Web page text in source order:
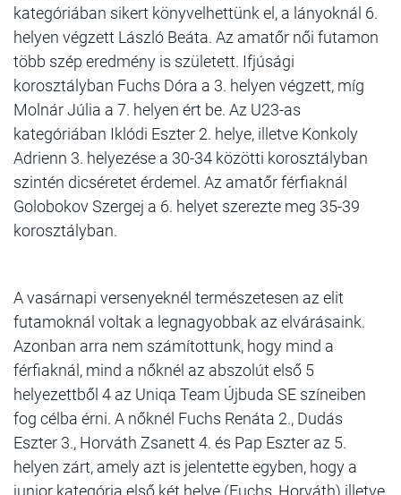
kategóriában sikert könyvelhettünk el, a lányoknál 6.
helyen végzett László Beáta. Az amatőr női futamon
több szép eredmény is született. Ifjúsági
korosztályban Fuchs Dóra a 3. helyen végzett, míg
Molnár Júlia a 7. helyen ért be. Az U23-as
kategóriában Iklódi Eszter 2. helye, illetve Konkoly
Adrienn 3. helyezése a 30-34 közötti korosztályban
szintén dicséretet érdemel. Az amatőr férfiaknál
Golobokov Szergej a 6. helyet szerezte meg 35-39
korosztályban.
A vasárnapi versenyeknél természetesen az elit
futamoknál voltak a legnagyobbak az elvárásaink.
Azonban arra nem számítottunk, hogy mind a
férfiaknál, mind a nőknél az abszolút első 5
helyezettből 4 az Uniqa Team Újbuda SE színeiben
fog célba érni. A nőknél Fuchs Renáta 2., Dudás
Eszter 3., Horváth Zsanett 4. és Pap Eszter az 5.
helyen zárt, amely azt is jelentette egyben, hogy a
junior kategória első két helye (Fuchs, Horváth) illetve